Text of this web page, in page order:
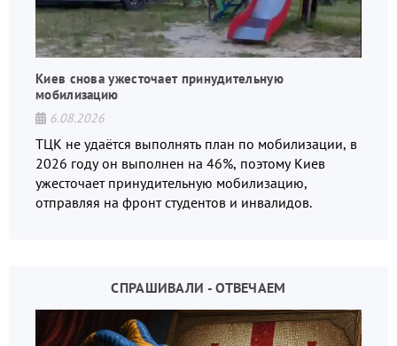
Киев снова ужесточает принудительную
мобилизацию
6.08.2026
ТЦК не удаётся выполнять план по мобилизации, в
2026 году он выполнен на 46%, поэтому Киев
ужесточает принудительную мобилизацию,
отправляя на фронт студентов и инвалидов.
СПРАШИВАЛИ - ОТВЕЧАЕМ